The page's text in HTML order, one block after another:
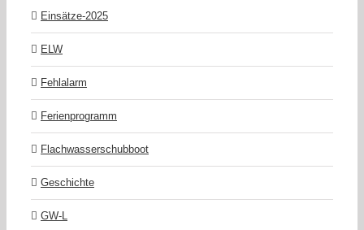
Einsätze-2025
ELW
Fehlalarm
Ferienprogramm
Flachwasserschubboot
Geschichte
GW-L